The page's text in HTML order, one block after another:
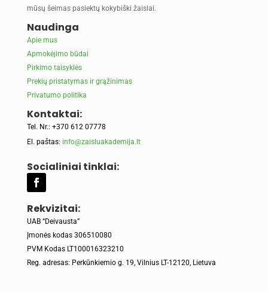
mūsų šeimas pasiektų kokybiški žaislai.
Naudinga
Apie mus
Apmokėjimo būdai
Pirkimo taisyklės
Prekių pristatymas ir grąžinimas
Privatumo politika
Kontaktai:
Tel. Nr.: +370 612 07778
El. paštas: info@zaisluakademija.lt
Socialiniai tinklai:
Rekvizitai:
UAB “Deivausta”
Įmonės kodas 306510080
PVM Kodas LT100016323210
Reg. adresas: Perkūnkiemio g. 19, Vilnius LT-12120, Lietuva